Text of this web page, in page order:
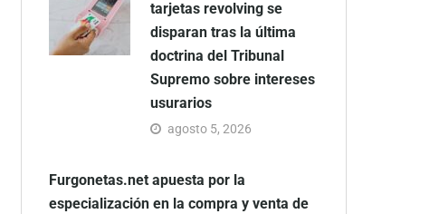
tarjetas revolving se
disparan tras la última
doctrina del Tribunal
Supremo sobre intereses
usurarios
agosto 5, 2026
Furgonetas.net apuesta por la
especialización en la compra y venta de